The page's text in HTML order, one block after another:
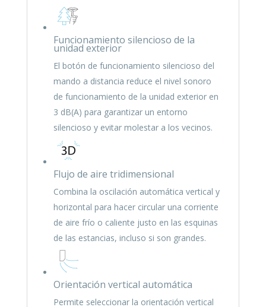
Funcionamiento silencioso de la
unidad exterior
El botón de funcionamiento silencioso del
mando a distancia reduce el nivel sonoro
de funcionamiento de la unidad exterior en
3 dB(A) para garantizar un entorno
silencioso y evitar molestar a los vecinos.
Flujo de aire tridimensional
Combina la oscilación automática vertical y
horizontal para hacer circular una corriente
de aire frío o caliente justo en las esquinas
de las estancias, incluso si son grandes.
Orientación vertical automática
Permite seleccionar la orientación vertical